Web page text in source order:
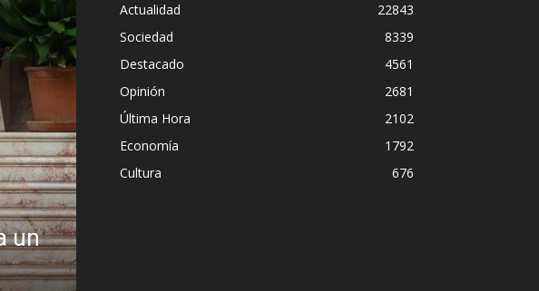
Sin disimulo: la peligrosa promiscuidad
Actualidad
22843
Sociedad
8339
Destacado
4561
Opinión
2681
Última Hora
2102
Economía
1792
Cultura
676